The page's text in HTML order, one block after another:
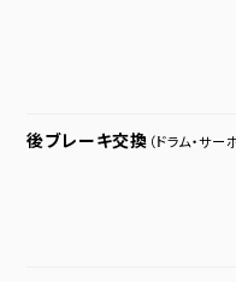
後ブレーキ交換 （ドラム・サー